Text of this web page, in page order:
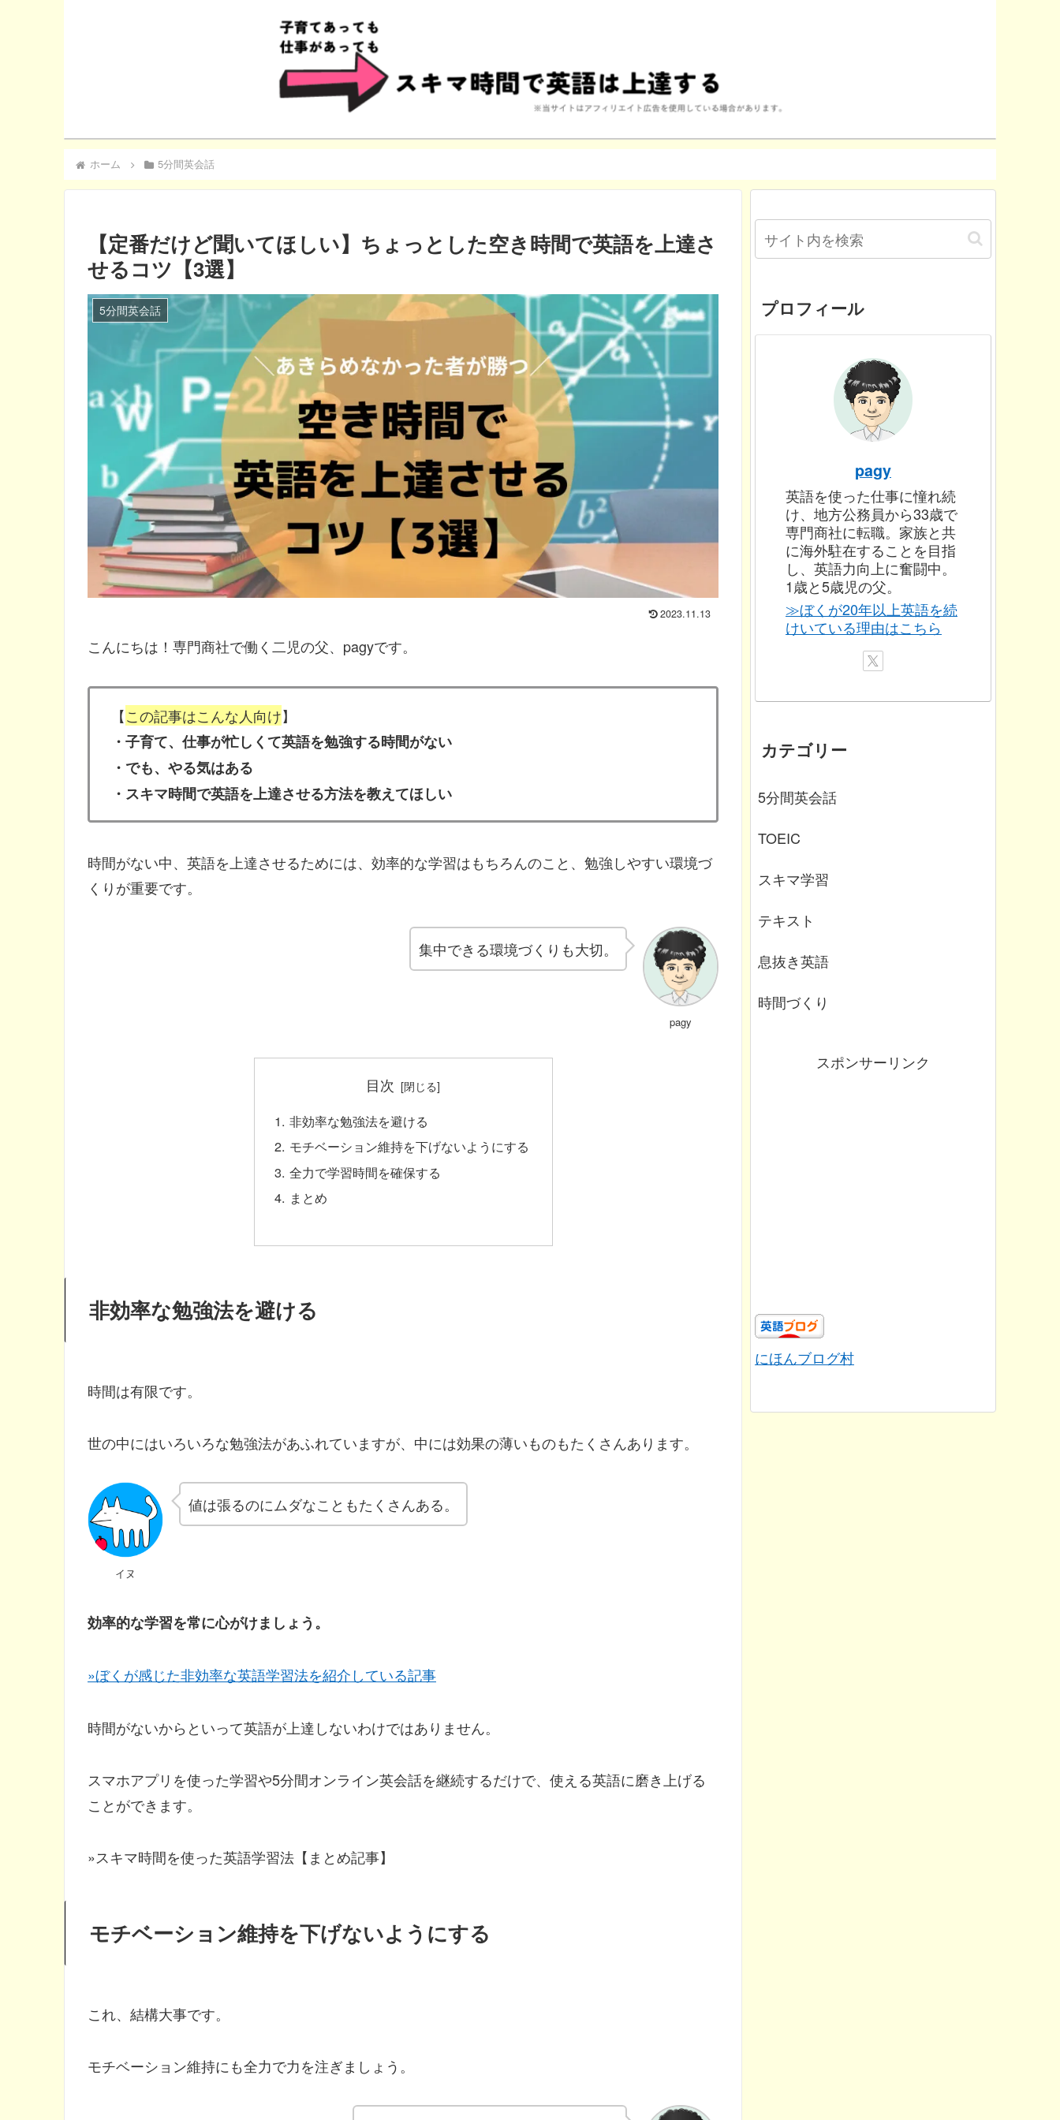
ホーム 5分間英会話
【定番だけど聞いてほしい】ちょっとした空き時間で英語を上達さ
せるコツ【3選】
5分間英会話
2023.11.13
こんにちは！専門商社で働く二児の父、pagyです。
【この記事はこんな人向け】
・子育て、仕事が忙しくて英語を勉強する時間がない
・でも、やる気はある
・スキマ時間で英語を上達させる方法を教えてほしい
時間がない中、英語を上達させるためには、効率的な学習はもちろんのこと、勉強しやすい環境づ
くりが重要です。
pagy
集中できる環境づくりも大切。
目次
非効率な勉強法を避ける
モチベーション維持を下げないようにする
全力で学習時間を確保する
まとめ
非効率な勉強法を避ける
時間は有限です。
世の中にはいろいろな勉強法があふれていますが、中には効果の薄いものもたくさんあります。
イヌ
値は張るのにムダなこともたくさんある。
効率的な学習を常に心がけましょう。
»ぼくが感じた非効率な英語学習法を紹介している記事
時間がないからといって英語が上達しないわけではありません。
スマホアプリを使った学習や5分間オンライン英会話を継続するだけで、使える英語に磨き上げる
ことができます。
»スキマ時間を使った英語学習法【まとめ記事】
モチベーション維持を下げないようにする
これ、結構大事です。
モチベーション維持にも全力で力を注ぎましょう。
プロフィール
pagy
英語を使った仕事に憧れ続
け、地方公務員から33歳で
専門商社に転職。家族と共
に海外駐在することを目指
し、英語力向上に奮闘中。
1歳と5歳児の父。
≫ぼくが20年以上英語を続
けいている理由はこちら
カテゴリー
5分間英会話
TOEIC
スキマ学習
テキスト
息抜き英語
時間づくり
スポンサーリンク
にほんブログ村